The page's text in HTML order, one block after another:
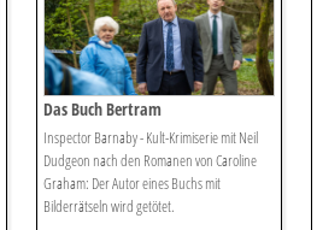
Das Buch Bertram
Inspector Barnaby - Kult-Krimiserie mit Neil
Dudgeon nach den Romanen von Caroline
Graham: Der Autor eines Buchs mit
Bilderrätseln wird getötet.